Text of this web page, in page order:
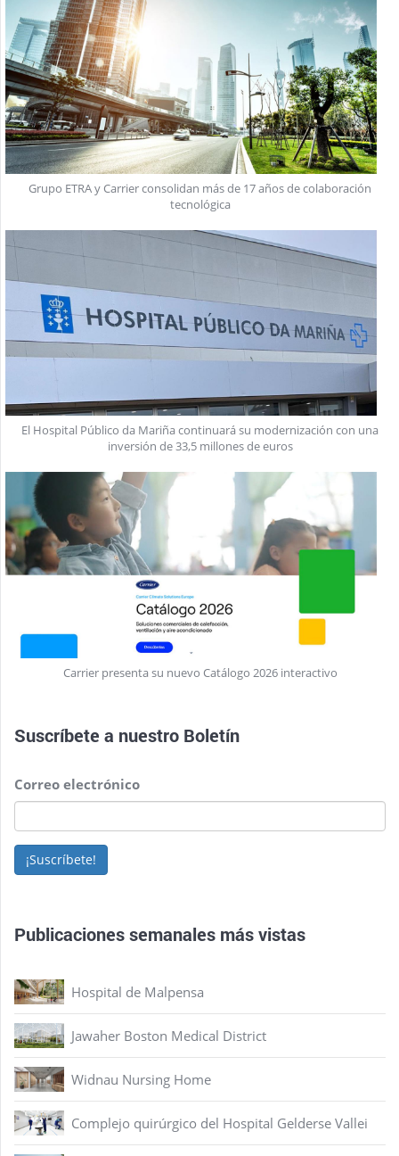
Grupo ETRA y Carrier consolidan más de 17 años de colaboración
tecnológica
El Hospital Público da Mariña continuará su modernización con una
inversión de 33,5 millones de euros
Carrier presenta su nuevo Catálogo 2026 interactivo
Suscríbete a nuestro Boletín
Correo electrónico
¡Suscríbete!
Publicaciones semanales más vistas
Hospital de Malpensa
Jawaher Boston Medical District
Widnau Nursing Home
Complejo quirúrgico del Hospital Gelderse Vallei